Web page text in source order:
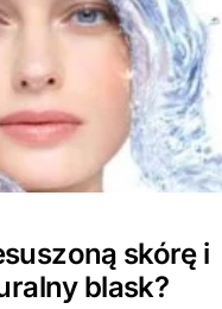
skórę i
blask?